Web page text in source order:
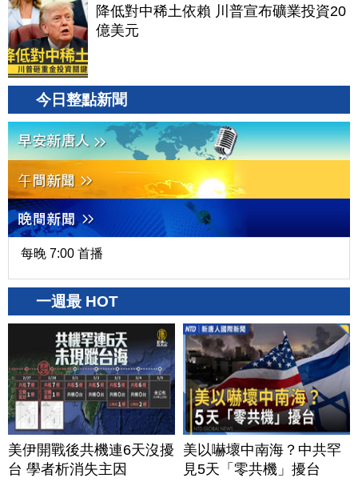
降低對中稀土依賴 川普宣布礦業投資20
億美元
今日整點新聞
每晚 7:00 首播
一週最 HOT
美伊開戰後共機連6天沒擾
台 學者析消失主因
美以嚇壞中南海？中共罕
見5天「零共機」擾台